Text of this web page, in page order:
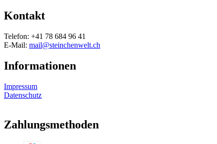
Kontakt
Telefon: +41 78 684 96 41
E-Mail: mail@steinchenwelt.ch
Informationen
Impressum
Datenschutz
Zahlungsmethoden